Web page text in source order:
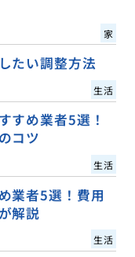
家
たい調整方法
生活
すめ業者5選！
コツ
生活
業者5選！費用
解説
生活